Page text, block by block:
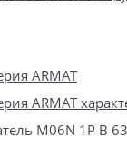
ARMAT
ARMAT
M06N 1P B